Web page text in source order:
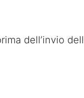
dell’invio